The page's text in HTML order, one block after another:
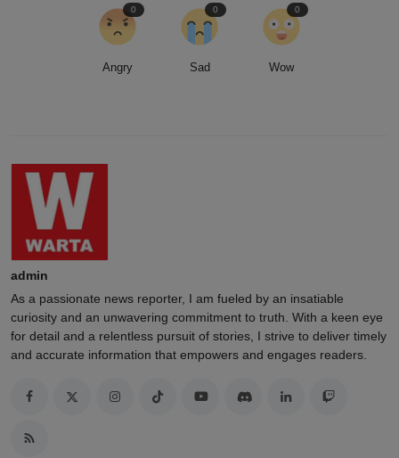
Angry
0
Sad
0
Wow
0
admin
As a passionate news reporter, I am fueled by an insatiable
curiosity and an unwavering commitment to truth. With a keen eye
for detail and a relentless pursuit of stories, I strive to deliver timely
and accurate information that empowers and engages readers.